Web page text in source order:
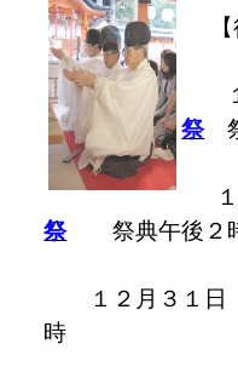
【
１
祭祭
１
祭
祭典午後２
１２月３１
時